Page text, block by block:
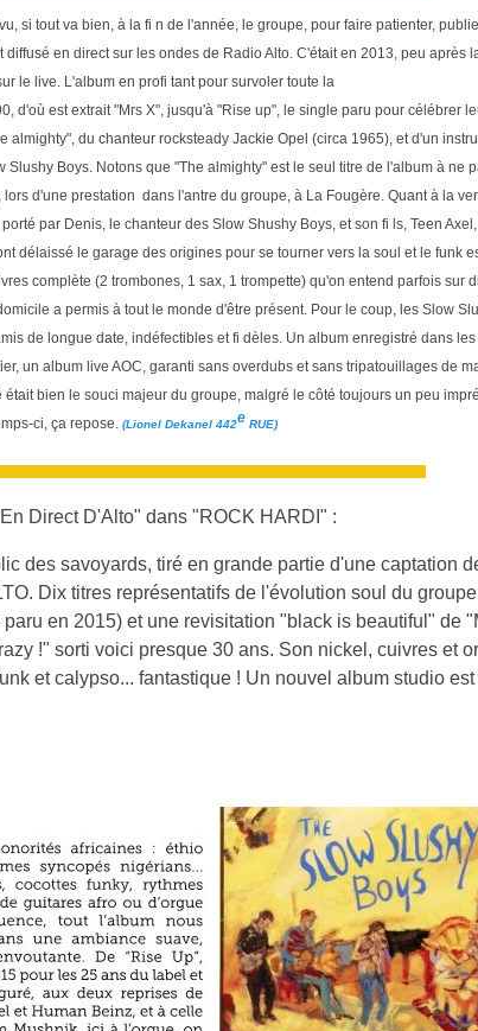
si tout va bien, à la fi n de l'année, le groupe, pour faire patienter,
en direct sur les ondes de Radio Alto. C'était en 2013, peu après
le live. L'album en profi tant pour survoler toute la
d'où est extrait "Mrs X", jusqu'à "Rise up", le single paru pour célébrer
almighty", du chanteur rocksteady Jackie Opel (circa 1965), et d'un
Boys. Notons que "The almighty" est le seul titre de l'album à ne
d'une prestation dans l'antre du groupe, à La Fougère. Quant à la
par Denis, le chanteur des Slow Shushy Boys, et son fi ls, Teen
délaissé le garage des origines pour se tourner vers la soul et le funk
complète (2 trombones, 1 sax, 1 trompette) qu'on entend parfois sur
a permis à tout le monde d'être présent. Pour le coup, les Slow
de longue date, indéfectibles et fi dèles. Un album enregistré dans
un album live AOC, garanti sans overdubs et sans tripatouillages de
bien le souci majeur du groupe, malgré le côté toujours un peu
ci, ça repose. (Lionel Dekanel 442e RUE)
Direct D'Alto" dans "ROCK HARDI" :
des savoyards, tiré en grande partie d'une captation
Dix titres représentatifs de l'évolution soul du
en 2015) et une revisitation "black is beautiful" de
!" sorti voici presque 30 ans. Son nickel, cuivres et
et calypso... fantastique ! Un nouvel album studio